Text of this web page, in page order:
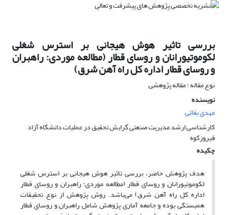
بررسی تاثیر هوش هیجانی بر استرس شغلی
لکوموتیورانان و روسای قطار (مطالعه موردی: راهبران
و روسای قطار اداره کل راه آهن شرق)
نوع مقاله : مقاله پژوهشی
نویسنده
مهدی بقائی
کارشناسی ارشد مدیریت صنعتی گرایش تحقیق در عملیات دانشگاه آزاد
فیروزکوه
چکیده
هدف پژوهش حاضر، بررسی تاثیر هوش هیجانی بر استرس شغلی
لکوموتیورانان و روسای قطار (مطالعه موردی: راهبران و روسای قطار
اداره کل راه آهن شرق) می‌باشد. روش پژوهش از نوع تحقیقات
همبستگی بوده و جامعه آماری پژوهش شامل راهبران و روسای قطار